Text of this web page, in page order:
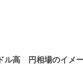
ル高 円相場のイメ